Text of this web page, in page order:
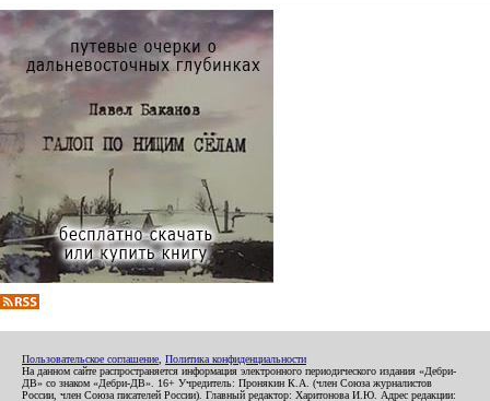
Пользовательское соглашение Политика конфиденциальности
На данном сайте распространяется информация электронного периодического издания «Дебри-
ДВ» со знаком «Дебри-ДВ». 16+ Учредитель: Пронякин К.А. (член Союза журналистов
России, член Союза писателей России). Главный редактор: Харитонова И.Ю. Адрес редакции: